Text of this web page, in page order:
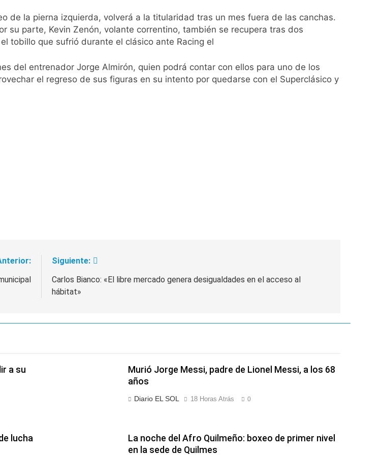
pero el Gobierno debió eliminar otro capítulo
protesta contra la Ley de Propiedad Privada: hubo detenidos y
dejará de llover y llega una ola de frío con mínimas cercanas a 1°C
Privada de Milei
de la pierna izquierda, volverá a la titularidad tras un mes fuera de las canchas.
su parte, Kevin Zenón, volante correntino, también se recupera tras dos
tobillo que sufrió durante el clásico ante Racing el
del entrenador Jorge Almirón, quien podrá contar con ellos para uno de los
el regreso de sus figuras en su intento por quedarse con el Superclásico y
Siguiente:
Carlos Bianco: «El libre mercado genera desigualdades en el acceso al
hábitat»
a su
Murió Jorge Messi, padre de Lionel Messi, a los 68
años
Diario EL SOL 18 Horas Atrás 0
lucha
La noche del Afro Quilmeño: boxeo de primer nivel
en la sede de Quilmes